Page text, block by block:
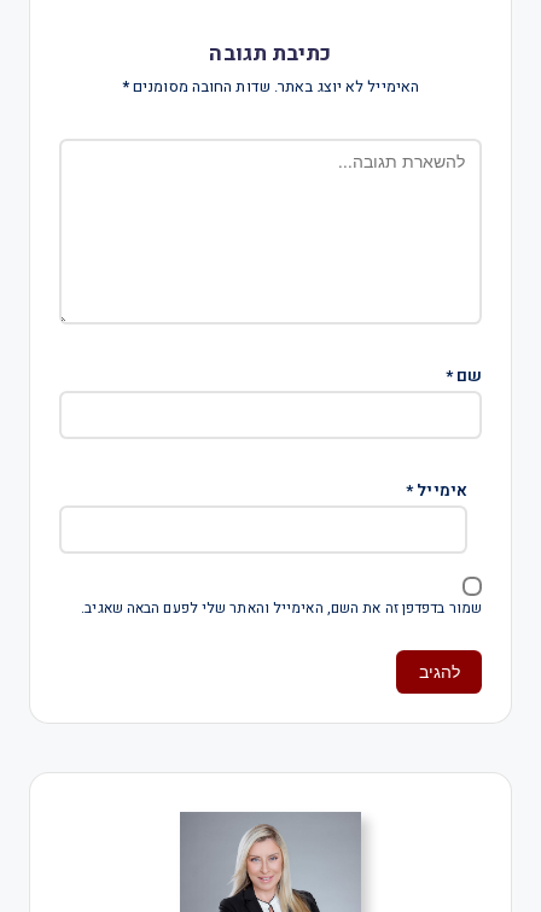
כתיבת תגובה
האימייל לא יוצג באתר. שדות החובה מסומנים*
שם*
אימייל*
שמור בדפדפן זה את השם, האימייל והאתר שלי לפעם הבאה שאגיב.